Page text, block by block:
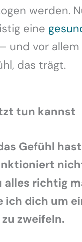
werden.
eine
– und vor allem
das trägt.
tun kannst
Gefühl
alles richtig
ich dich um
zweifeln.